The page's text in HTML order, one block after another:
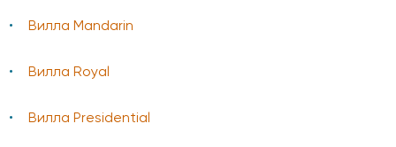
Вилла Mandarin
Вилла Royal
Вилла Presidential